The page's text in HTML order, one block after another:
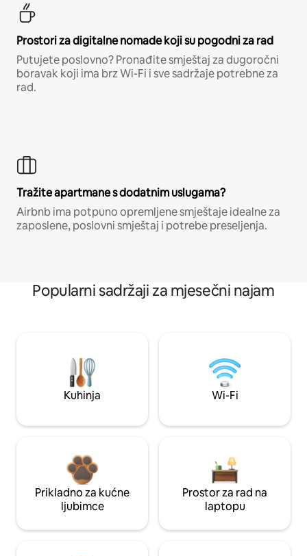
Prostori za digitalne nomade koji su pogodni za rad
Putujete poslovno? Pronađite smještaj za dugoročni
boravak koji ima brz Wi-Fi i sve sadržaje potrebne za
rad.
Tražite apartmane s dodatnim uslugama?
Airbnb ima potpuno opremljene smještaje idealne za
zaposlene, poslovni smještaj i potrebe preseljenja.
Popularni sadržaji za mjesečni najam
Kuhinja Wi-Fi
Prikladno za kućne
ljubimce
Prostor za rad na
laptopu